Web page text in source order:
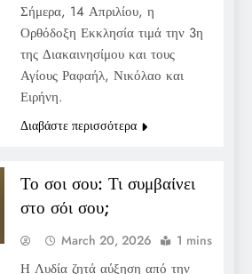
Σήμερα, 14 Απριλίου, η
Ορθόδοξη Εκκλησία τιμά την 3η
της Διακαινησίμου και τους
Αγίους Ραφαήλ, Νικόλαο και
Ειρήνη.
Διαβάστε περισσότερα
Το σοι σου: Τι συμβαίνει
στο σόι σου;
March 20, 2026 1 mins
Η Λυδία ζητά αύξηση από την